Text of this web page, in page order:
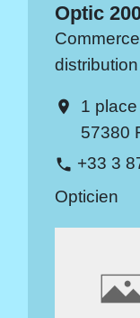
Optic
distribution
location_on
1
57380
phone +33 3
Opticien